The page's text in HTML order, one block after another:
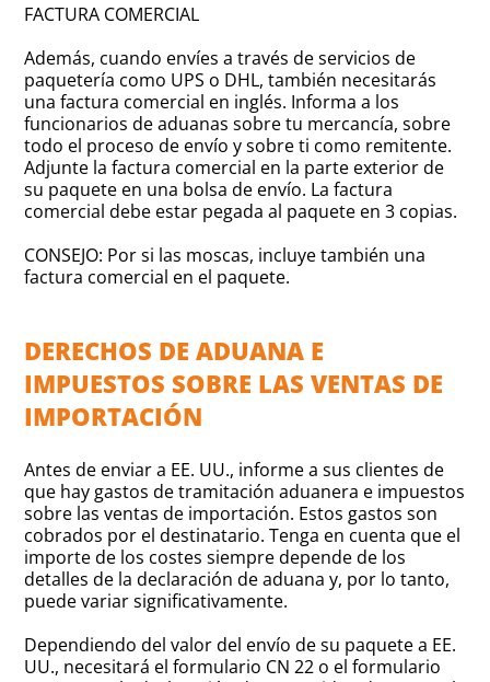
FACTURA COMERCIAL
Además, cuando envíes a través de servicios de
paquetería como UPS o DHL, también necesitarás
una factura comercial en inglés. Informa a los
funcionarios de aduanas sobre tu mercancía, sobre
todo el proceso de envío y sobre ti como remitente.
Adjunte la factura comercial en la parte exterior de
su paquete en una bolsa de envío. La factura
comercial debe estar pegada al paquete en 3 copias.
CONSEJO: Por si las moscas, incluye también una
factura comercial en el paquete.
DERECHOS DE ADUANA E
IMPUESTOS SOBRE LAS VENTAS DE
IMPORTACIÓN
Antes de enviar a EE. UU., informe a sus clientes de
que hay gastos de tramitación aduanera e impuestos
sobre las ventas de importación. Estos gastos son
cobrados por el destinatario. Tenga en cuenta que el
importe de los costes siempre depende de los
detalles de la declaración de aduana y, por lo tanto,
puede variar significativamente.
Dependiendo del valor del envío de su paquete a EE.
UU., necesitará el formulario CN 22 o el formulario